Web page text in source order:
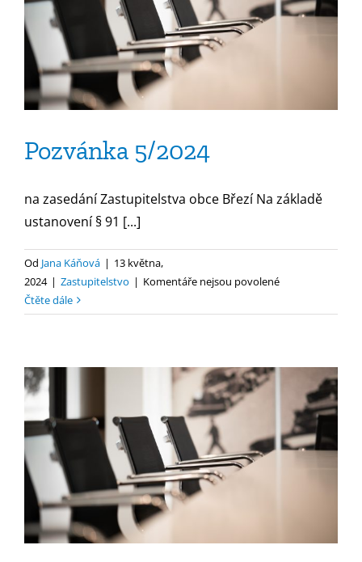
Pozvánka 5/2024
na zasedání Zastupitelstva obce Březí Na základě
ustanovení § 91 [...]
Od Jana Káňová | 13 května,
2024 | Zastupitelstvo | Komentáře nejsou povolenéu
s
Čtěte dále